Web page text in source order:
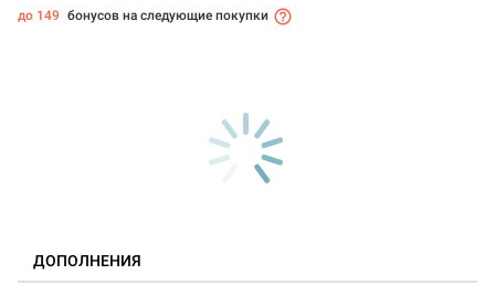
до 149 бонусов на следующие покупки
ДОПОЛНЕНИЯ